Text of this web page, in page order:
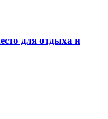
для отдыха и